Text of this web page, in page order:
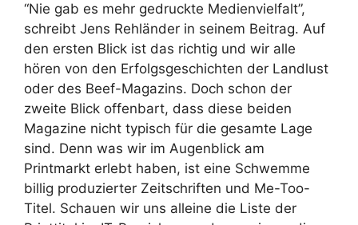
“Nie gab es mehr gedruckte Medienvielfalt”,
schreibt Jens Rehländer in seinem Beitrag. Auf
den ersten Blick ist das richtig und wir alle
hören von den Erfolgsgeschichten der Landlust
oder des Beef-Magazins. Doch schon der
zweite Blick offenbart, dass diese beiden
Magazine nicht typisch für die gesamte Lage
sind. Denn was wir im Augenblick am
Printmarkt erlebt haben, ist eine Schwemme
billig produzierter Zeitschriften und Me-Too-
Titel. Schauen wir uns alleine die Liste der